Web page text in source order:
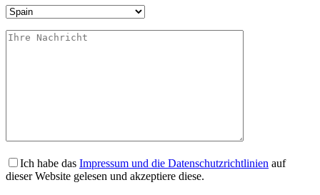
Ich habe das Impressum und die Datenschutzrichtlinien auf
dieser Website gelesen und akzeptiere diese.